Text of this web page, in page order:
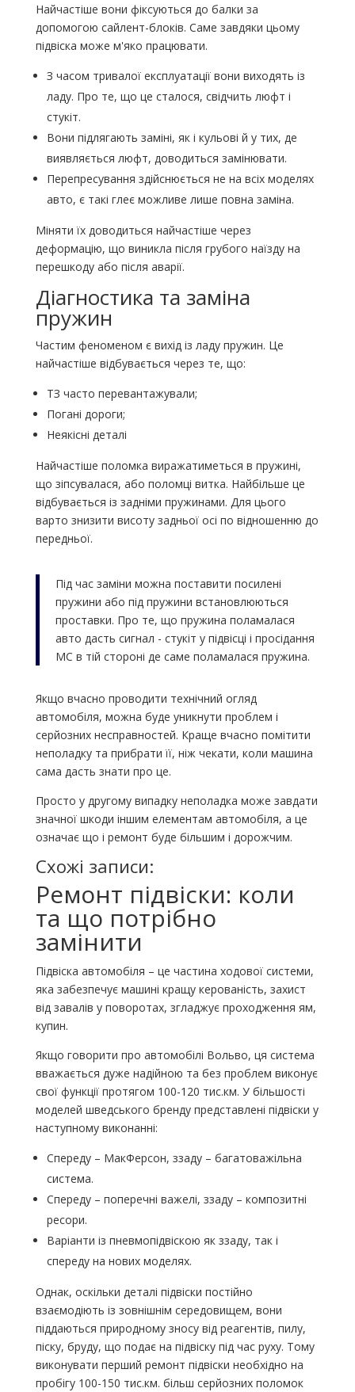
Найчастіше вони фіксуються до балки за
допомогою сайлент-блоків. Саме завдяки цьому
підвіска може м'яко працювати.
З часом тривалої експлуатації вони виходять із
ладу. Про те, що це сталося, свідчить люфт і
стукіт.
Вони підлягають заміні, як і кульові й у тих, де
виявляється люфт, доводиться замінювати.
Перепресування здійснюється не на всіх моделях
авто, є такі глеє можливе лише повна заміна.
Міняти їх доводиться найчастіше через
деформацію, що виникла після грубого наїзду на
перешкоду або після аварії.
Діагностика та заміна
пружин
Частим феноменом є вихід із ладу пружин. Це
найчастіше відбувається через те, що:
ТЗ часто перевантажували;
Погані дороги;
Неякісні деталі
Найчастіше поломка виражатиметься в пружині,
що зіпсувалася, або поломці витка. Найбільше це
відбувається із задніми пружинами. Для цього
варто знизити висоту задньої осі по відношенню до
передньої.
Під час заміни можна поставити посилені
пружини або під пружини встановлюються
проставки. Про те, що пружина поламалася
авто дасть сигнал - стукіт у підвісці і просідання
МС в тій стороні де саме поламалася пружина.
Якщо вчасно проводити технічний огляд
автомобіля, можна буде уникнути проблем і
серйозних несправностей. Краще вчасно помітити
неполадку та прибрати її, ніж чекати, коли машина
сама дасть знати про це.
Просто у другому випадку неполадка може завдати
значної шкоди іншим елементам автомобіля, а це
означає що і ремонт буде більшим і дорожчим.
Схожі записи:
Ремонт підвіски: коли
та що потрібно
замінити
Підвіска автомобіля – це частина ходової системи,
яка забезпечує машині кращу керованість, захист
від завалів у поворотах, згладжує проходження ям,
купин.
Якщо говорити про автомобілі Вольво, ця система
вважається дуже надійною та без проблем виконує
свої функції протягом 100-120 тис.км. У більшості
моделей шведського бренду представлені підвіски у
наступному виконанні:
Спереду – МакФерсон, ззаду – багатоважільна
система.
Спереду – поперечні важелі, ззаду – композитні
ресори.
Варіанти із пневмопідвіскою як ззаду, так і
спереду на нових моделях.
Однак, оскільки деталі підвіски постійно
взаємодіють із зовнішнім середовищем, вони
піддаються природному зносу від реагентів, пилу,
піску, бруду, що подає на підвіску під час руху. Тому
виконувати перший ремонт підвіски необхідно на
пробігу 100-150 тис.км. більш серйозних поломок